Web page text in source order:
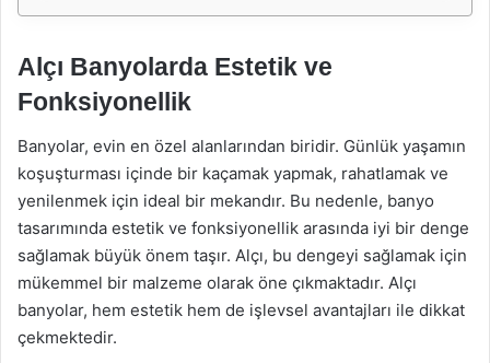
Alçı Banyolarda Estetik ve
Fonksiyonellik
Banyolar, evin en özel alanlarından biridir. Günlük yaşamın
koşuşturması içinde bir kaçamak yapmak, rahatlamak ve
yenilenmek için ideal bir mekandır. Bu nedenle, banyo
tasarımında estetik ve fonksiyonellik arasında iyi bir denge
sağlamak büyük önem taşır. Alçı, bu dengeyi sağlamak için
mükemmel bir malzeme olarak öne çıkmaktadır. Alçı
banyolar, hem estetik hem de işlevsel avantajları ile dikkat
çekmektedir.